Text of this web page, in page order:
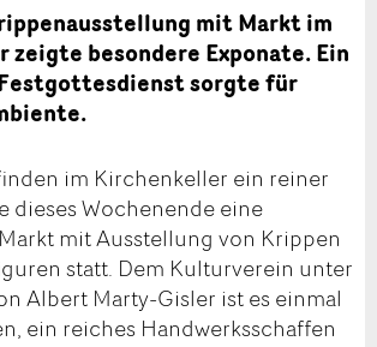
mit Markt im
zeigte besondere Exponate. Ein
sorgte für
im Kirchenkeller ein reiner
dieses Wochenende eine
mit Ausstellung von Krippen
statt. Dem Kulturverein unter
Albert Marty-Gisler ist es einmal
ein reiches Handwerksschaffen